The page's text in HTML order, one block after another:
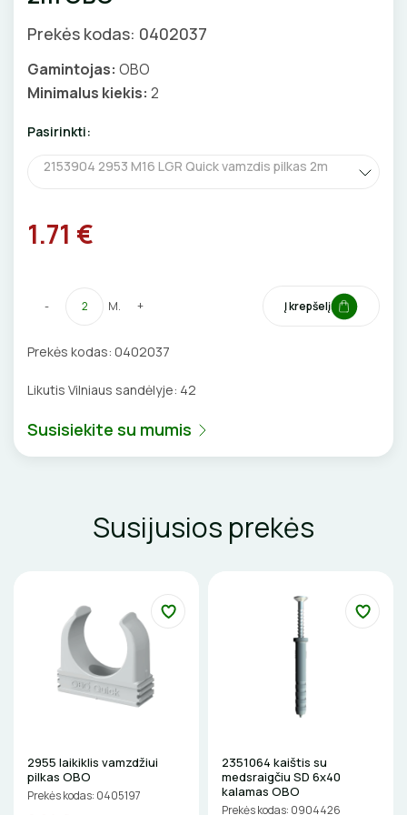
Šviestuvų priedai
ANTGALIAI
ILGIKLIAI/ KIŠTUKAI
GRINDINĖS DĖŽUTĖS
VENTILIATORIAI
EL. SKAMBUČIAI
GELINĖS JUNGTYS
ĮKROVIMO SPRENDIMAI
KONTAKTORIAI
REPLĖS
ELEKTRINIS ŠILDYMAS
Prekės kodas: 0402037
Gamintojas: OBO
Minimalus kiekis: 2
Pasirinkti:
2153904 2953 M16 LGR Quick vamzdis pilkas 2m
1.71 €
- M. + Į krepšelį
Prekės kodas: 0402037
Likutis Vilniaus sandėlyje: 42
Susisiekite su mumis
Susijusios prekės
2955 laikiklis vamzdžiui
pilkas OBO
Prekės kodas: 0405197
2351064 kaištis su
medsraigčiu SD 6x40
kalamas OBO
Prekės kodas: 0904426